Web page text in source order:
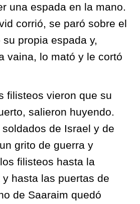
una espada en la mano.
corrió, se paró sobre el
propia espada y,
vaina, lo mató y le cortó
filisteos vieron que su
salieron huyendo.
de Israel y de
grito de guerra y
filisteos hasta la
hasta las puertas de
de Saaraim quedó